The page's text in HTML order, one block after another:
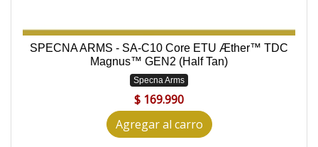
SPECNA ARMS - SA-C10 Core ETU Æther™ TDC
Magnus™ GEN2 (Half Tan)
Specna Arms
$ 169.990
Agregar al carro